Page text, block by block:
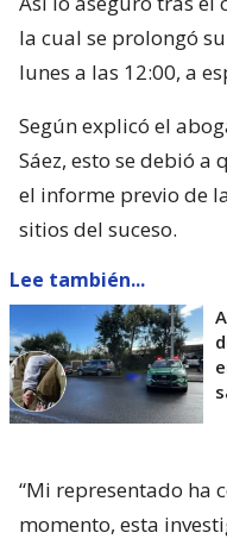
la cual se prolongó
lunes a las 12:00, a
Según explicó el
Sáez, esto se debió a
el informe previo de
sitios del suceso.
Lee también...
“Mi representado ha
momento, esta